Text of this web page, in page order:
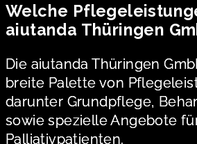
Welche
aiutanda Thüringen
Die aiutanda Thüringen
breite Palette von
darunter Grundpflege,
sowie spezielle Angebote
Palliativpatienten.